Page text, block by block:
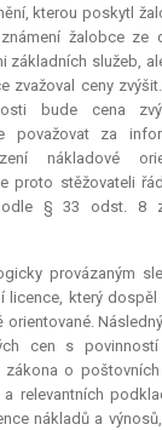
kterou poskytl
žalobce ze
základních služeb,
zvažoval ceny
bude cena
považovat za
nákladové
proto stěžovateli
§ 33 odst. 8
provázaným
licence, který
orientované.
cen s
o
relevantních
nákladů a